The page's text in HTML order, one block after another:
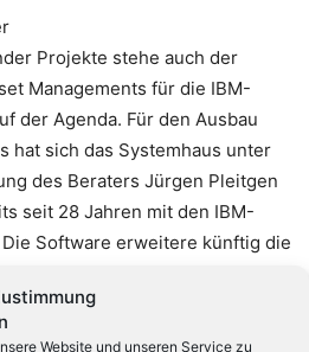
Website und unseren Service zu
Projekte stehe auch der
Managements für die IBM-
der Agenda. Für den Ausbau
hat sich das Systemhaus unter
des Beraters Jürgen Pleitgen
seit 28 Jahren mit den IBM-
Software erweitere künftig die